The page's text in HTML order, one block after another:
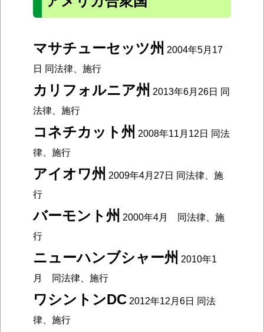
マサチューセッツ州 2004年5月17
日 同法律、施行
カリフォルニア州 2013年6月26日 同
法律、施行
コネチカット州 2008年11月12日 同法
律、施行
アイオワ州 2009年4月27日 同法律、施
行
バーモント州 2000年4月 同法律、施
行
ニューハンブシャー州 2010年1
月 同法律、施行
ワシントンDC 2012年12月6日 同法
律、施行